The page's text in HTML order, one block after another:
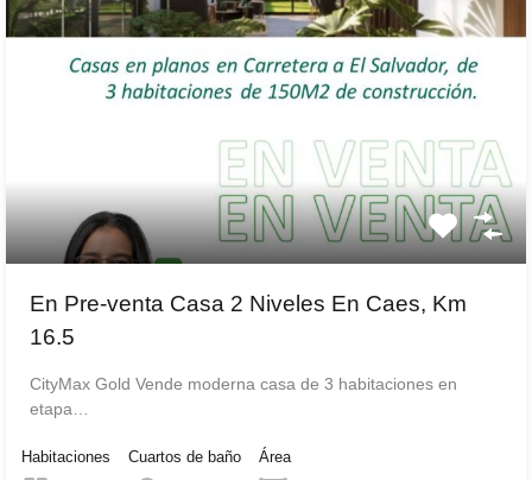
En Pre-venta Casa 2 Niveles En Caes, Km
16.5
CityMax Gold Vende moderna casa de 3 habitaciones en
etapa…
Habitaciones
Cuartos de baño
Área